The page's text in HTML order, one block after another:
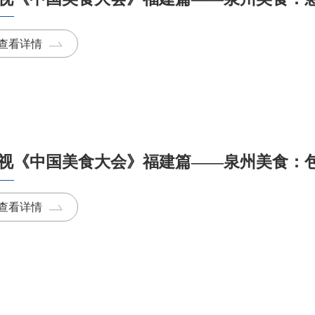
看详情
《中国美食大会》福建篇——泉州美食：
看详情